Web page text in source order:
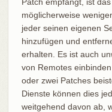
möglicherweise
jeder seinen eigenen
hinzufügen und
erhalten. Es ist auch
von Remotes
oder zwei Patches
Dienste können dies
weitgehend davon ab,